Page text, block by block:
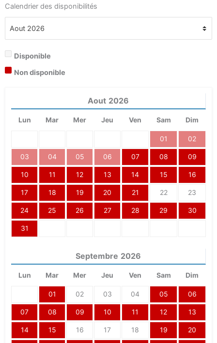
Calendrier des disponibilités
Disponible
Non disponible
Aout 2026
Lun Mar Mer Jeu Ven Sam Dim
01 02
03 04 05 06 07 08 09
10 11 12 13 14 15 16
17 18 19 20 21 22 23
24 25 26 27 28 29 30
31
Septembre 2026
Lun Mar Mer Jeu Ven Sam Dim
01 02 03 04 05 06
07 08 09 10 11 12 13
14 15 16 17 18 19 20